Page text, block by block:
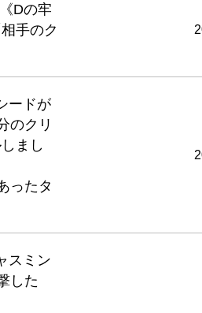
Dの牢
手のク
ードが
のクリ
まし
ったタ
スミン
した